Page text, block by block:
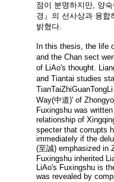
점이 분명하지만, 양
경』의 선사상과 융
밝혔다.
In this thesis, the life
and the Chan sect
of LiAo's thought.
and Tiantai studies
Way(中道)' of
Fuxingshu was
relationship of
specter that corrupts
immediately if the
(至誠) emphasized in
Fuxingshu inherited
LiAo's Fuxingshu is
was revealed by